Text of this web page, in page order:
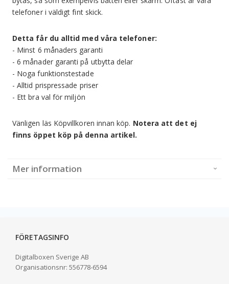
telefoner i väldigt fint skick.
Detta får du alltid med våra telefoner:
- Minst 6 månaders garanti
- 6 månader garanti på utbytta delar
- Noga funktionstestade
- Alltid prispressade priser
- Ett bra val för miljön
Vänligen läs Köpvillkoren innan köp. Notera att det ej
finns öppet köp på denna artikel.
Mer information
FÖRETAGSINFO
Digitalboxen Sverige AB
Organisationsnr: 556778-6594